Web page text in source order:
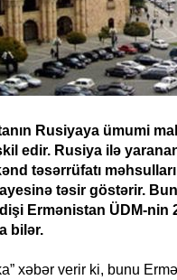
Rusiyaya ümumi
edir. Rusiya ilə
təsərrüfatı
təsir göstərir.
Ermənistan ÜDM-nin
bilər.
xəbər verir ki, bunu